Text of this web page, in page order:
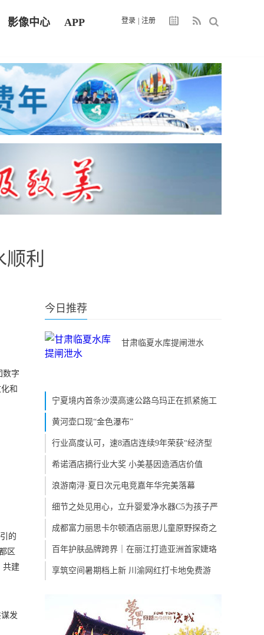
登录 注册
影像中心 APP
利
数字
和
的
区
共建
发
今日推荐
甘肃临夏水库提闸泄水
宁夏境内首条沙漠高速公路乌玛正在抓紧施工
黄河壶口现“金色瀑布”
行业高度认可，速8酒店连续9年荣获“经济型
希诺酒店摘行业大奖 小美基因造酒店价值
浪游南浔·夏日次元电竞嘉年华完美落幕
细节之处见用心，立升婴爱净水器C5为孩子严
成都富力丽思卡尔顿酒店丽思儿童原野探奇之
百年护肤品牌跨界｜在丽江打造亚洲首家婕珞
享筑空间暑期档上新 川渝网红打卡地免费游